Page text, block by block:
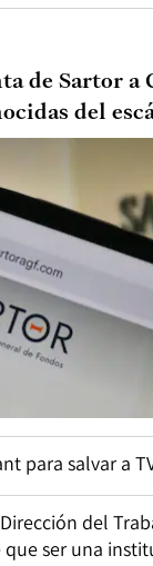
de Sartor a
del
para salvar a
del
que ser una